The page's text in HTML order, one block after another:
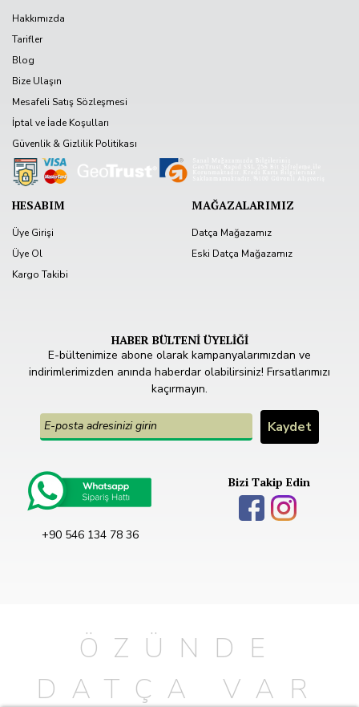
Hakkımızda
Tarifler
Blog
Bize Ulaşın
Mesafeli Satış Sözleşmesi
İptal ve İade Koşulları
Güvenlik & Gizlilik Politikası
HESABIM
Üye Girişi
Üye Ol
Kargo Takibi
MAĞAZALARIMIZ
Datça Mağazamız
Eski Datça Mağazamız
HABER BÜLTENİ ÜYELİĞİ
E-bültenimize abone olarak kampanyalarımızdan ve
indirimlerimizden anında haberdar olabilirsiniz! Fırsatlarımızı
kaçırmayın.
+90 546 134 78 36
Bizi Takip Edin
ÖZÜNDE
DATÇA VAR